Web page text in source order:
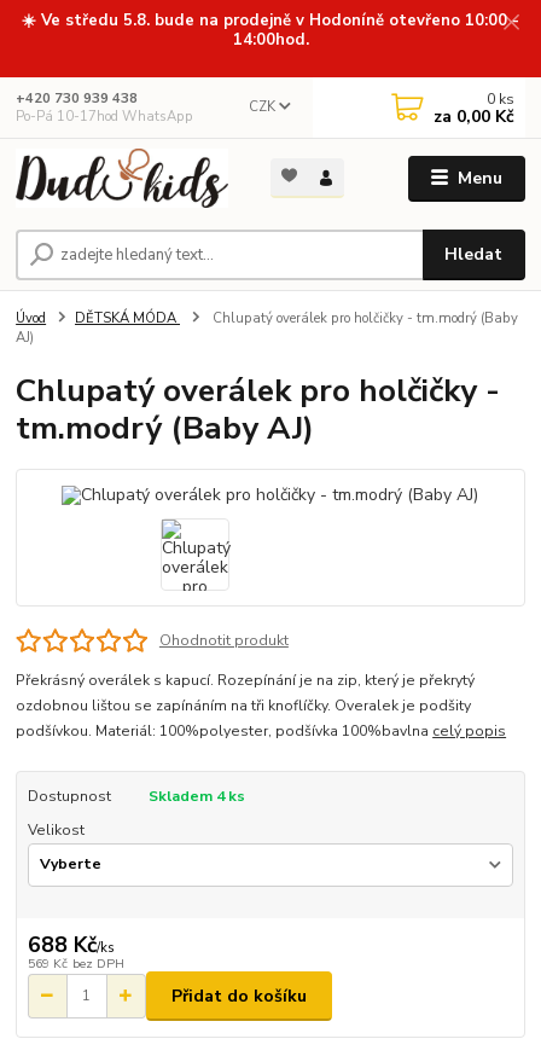
☀️ Ve středu 5.8. bude na prodejně v Hodoníně otevřeno 10:00 -
14:00hod.
Menu
CZK
Hledat
+420 730 939 438
Po-Pá 10-17hod WhatsApp
0 ks
za 0,00 Kč
Úvod DĚTSKÁ MÓDA
Chlupatý overálek pro holčičky - tm.modrý (Baby
AJ)
Chlupatý overálek pro holčičky -
tm.modrý (Baby AJ)
Ohodnotit produkt
Překrásný overálek s kapucí. Rozepínání je na zip, který je překrytý
ozdobnou lištou se zapínáním na tři knoflíčky. Overalek je podšity
podšívkou. Materiál: 100%polyester, podšívka 100%bavlna celý popis
Dostupnost
Skladem 4 ks
Velikost
688 Kč/ks
569 Kč bez DPH
Přidat do košíku